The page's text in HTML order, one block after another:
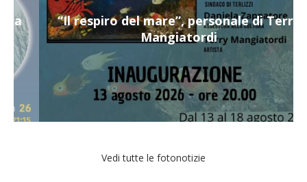
“Il respiro del mare”, personale di Terry
Mangiatordi
Vedi tutte le fotonotizie